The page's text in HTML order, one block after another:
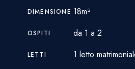
DIMENSIONE 18m²
OSPITI da 1 a 2
LETTI 1 letto